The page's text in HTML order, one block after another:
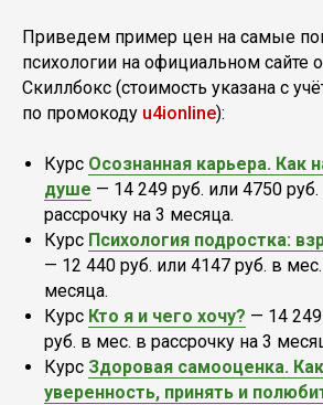
Приведем пример цен на самые
психологии на официальном сайте
Скиллбокс (стоимость указана с
по промокоду u4ionline):
Курс Осознанная карьера. Как
душе — 14 249 руб. или 4750
рассрочку на 3 месяца.
Курс Психология подростка:
— 12 440 руб. или 4147 руб. в
месяца.
Курс Кто я и чего хочу? — 14
руб. в мес. в рассрочку на 3
Курс Здоровая самооценка.
уверенность, принять и